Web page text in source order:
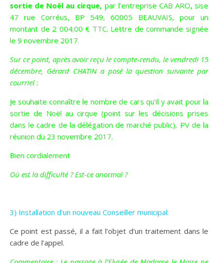
sortie de Noël au cirque, par l’entreprise CAB ARO,sise
47 rue Corréus, BP 549, 60005 BEAUVAIS, pour un
montant de 2 004.00 € TTC. Lettre de commande signée
le 9 novembre 2017.
Sur ce point, après avoir reçu le compte-rendu, le vendredi 15
décembre, Gérard CHATIN a posé la question suivante par
courriel :
Je souhaite connaître le nombre de cars qu’il y avait pour la
sortie de Noël au cirque (point sur les décisions prises
dans le cadre de la délégation de marché public), PV de la
réunion du 23 novembre 2017.
Bien cordialement
Où est la difficulté ? Est-ce anormal ?
3) Installation d’un nouveau Conseiller municipal:
Ce point est passé, il a fait l’objet d’un traitement dans le
cadre de l’appel.